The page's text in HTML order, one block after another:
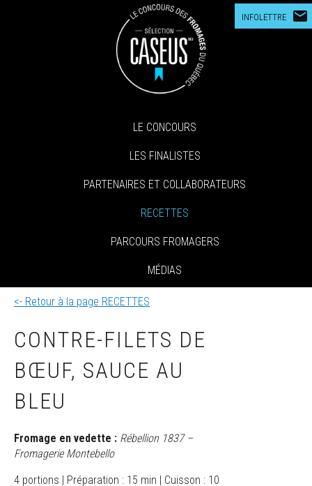
LE CONCOURS
LES FINALISTES
PARTENAIRES ET COLLABORATEURS
RECETTES
PARCOURS FROMAGERS
MÉDIAS
INFOLETTRE mail
<- Retour à la page RECETTES
CONTRE-FILETS DE
BŒUF, SAUCE AU
BLEU
Fromage en vedette : Rébellion 1837 –
Fromagerie Montebello
4 portions | Préparation : 15 min | Cuisson : 10